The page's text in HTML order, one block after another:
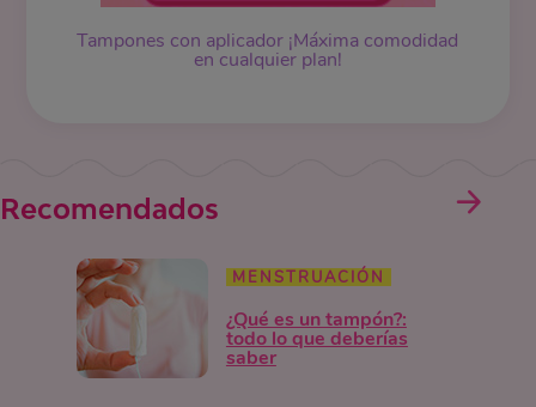
Tampones con aplicador ¡Máxima comodidad
en cualquier plan!
Recomendados
MENSTRUACIÓN
¿Qué es un tampón?:
todo lo que deberías
saber